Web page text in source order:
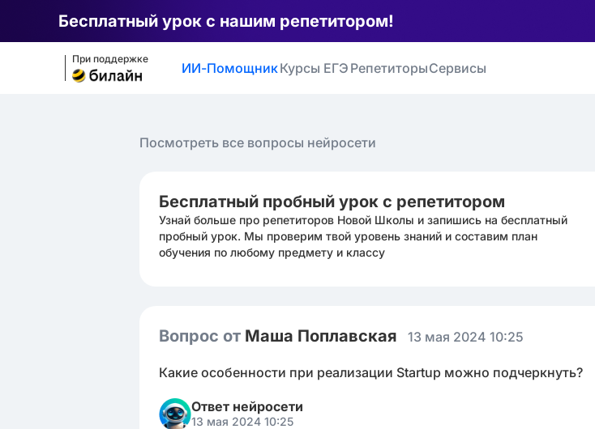
Бесплатный урок с нашим репетитором!
При поддержке
ИИ-ПомощникКурсы ЕГЭ РепетиторыСервисы
Посмотреть все вопросы нейросети
Бесплатный пробный урок с репетитором
Узнай больше про репетиторов Новой Школы и запишись на бесплатный
пробный урок. Мы проверим твой уровень знаний и составим план
обучения по любому предмету и классу
Вопрос от Маша Поплавская 13 мая 2024 10:25
Какие особенности при реализации Startup можно подчеркнуть?
Ответ нейросети
13 мая 2024 10:25